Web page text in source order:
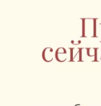
В зоне вылета
могут выпить
капучино,